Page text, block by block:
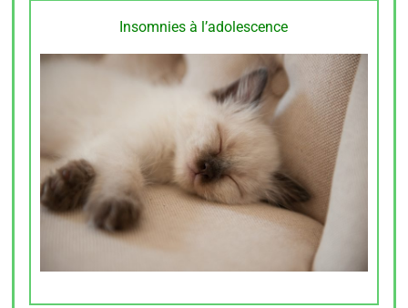
Insomnies à l’adolescence